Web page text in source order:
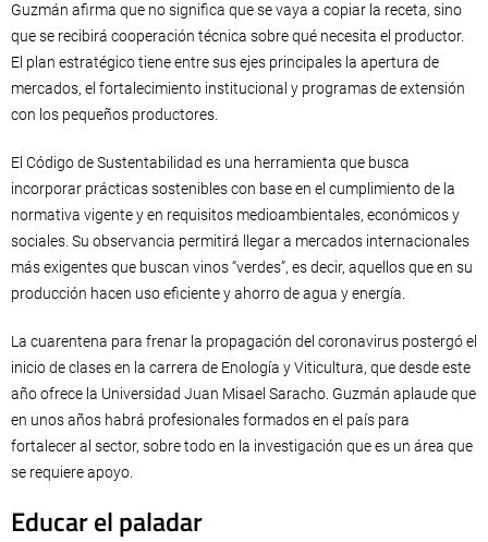
Guzmán afirma que no significa que se vaya a copiar la receta, sino
que se recibirá cooperación técnica sobre qué necesita el productor.
El plan estratégico tiene entre sus ejes principales la apertura de
mercados, el fortalecimiento institucional y programas de extensión
con los pequeños productores.
El Código de Sustentabilidad es una herramienta que busca
incorporar prácticas sostenibles con base en el cumplimiento de la
normativa vigente y en requisitos medioambientales, económicos y
sociales. Su observancia permitirá llegar a mercados internacionales
más exigentes que buscan vinos “verdes”, es decir, aquellos que en su
producción hacen uso eficiente y ahorro de agua y energía.
La cuarentena para frenar la propagación del coronavirus postergó el
inicio de clases en la carrera de Enología y Viticultura, que desde este
año ofrece la Universidad Juan Misael Saracho. Guzmán aplaude que
en unos años habrá profesionales formados en el país para
fortalecer al sector, sobre todo en la investigación que es un área que
se requiere apoyo.
Educar el paladar